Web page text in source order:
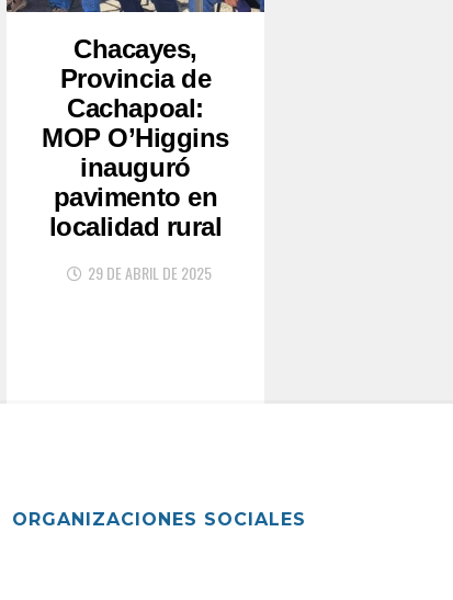
Chacayes,
Provincia de
Cachapoal:
MOP O’Higgins
inauguró
pavimento en
localidad rural
29 DE ABRIL DE 2025
ORGANIZACIONES SOCIALES